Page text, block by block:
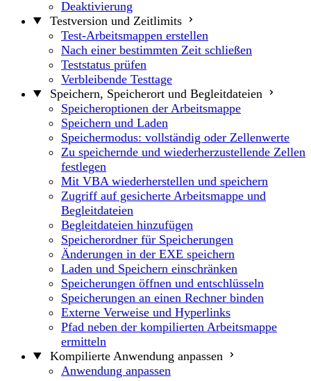
Deaktivierung
Testversion und Zeitlimits
Test-Arbeitsmappen erstellen
Nach einer bestimmten Zeit schließen
Teststatus prüfen
Verbleibende Testtage
Speichern, Speicherort und Begleitdateien
Speicheroptionen der Arbeitsmappe
Speichern und Laden
Speichermodus: vollständig oder Zellenwerte
Zu speichernde und wiederherzustellende Zellen
festlegen
Mit VBA wiederherstellen und speichern
Zugriff auf gesicherte Arbeitsmappe und
Begleitdateien
Begleitdateien hinzufügen
Speicherordner für Speicherungen
Änderungen in der EXE speichern
Laden und Speichern einschränken
Speicherungen öffnen und entschlüsseln
Speicherungen an einen Rechner binden
Externe Verweise und Hyperlinks
Pfad neben der kompilierten Arbeitsmappe
ermitteln
Kompilierte Anwendung anpassen
Anwendung anpassen